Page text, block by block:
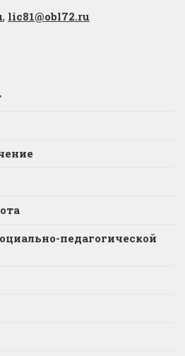
, lic81@obl72.ru
педагогической